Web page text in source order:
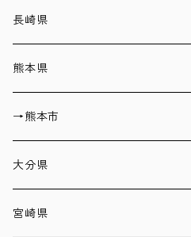
長崎県
熊本県
→熊本市
大分県
宮崎県